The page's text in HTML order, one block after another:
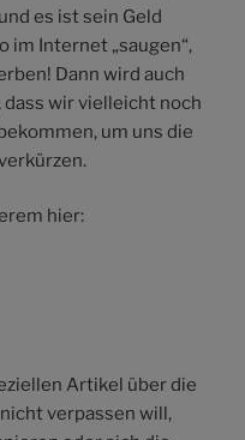
es ist sein Geld
im Internet „saugen“,
Dann wird auch
wir vielleicht noch
um uns die
hier:
Artikel über die
verpassen will,